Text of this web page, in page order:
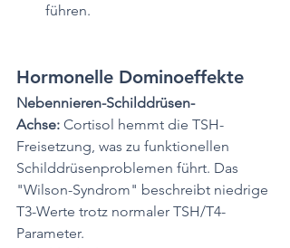
führen.
Hormonelle Dominoeffekte
Nebennieren-Schilddrüsen-
Achse: Cortisol hemmt die TSH-
Freisetzung, was zu funktionellen
Schilddrüsenproblemen führt. Das
"Wilson-Syndrom" beschreibt niedrige
T3-Werte trotz normaler TSH/T4-
Parameter.